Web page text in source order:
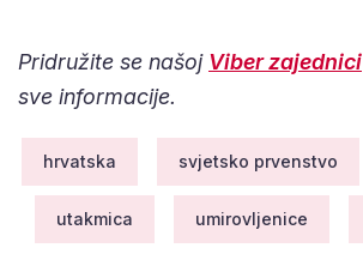
Pridružite se našoj Viber zajednici
sve informacije.
hrvatska svjetsko prvenstvo
utakmica umirovljenice